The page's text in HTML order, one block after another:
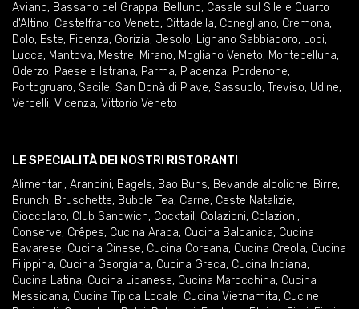
Aviano, Bassano del Grappa, Belluno, Casale sul Sile e Quarto
d'Altino, Castelfranco Veneto, Cittadella, Conegliano, Cremona,
Dolo, Este, Fidenza, Gorizia, Jesolo, Lignano Sabbiadoro, Lodi,
Lucca, Mantova, Mestre, Mirano, Mogliano Veneto, Montebelluna,
Oderzo, Paese e Istrana, Parma, Piacenza, Pordenone,
Portogruaro, Sacile, San Donà di Piave, Sassuolo, Treviso, Udine,
Vercelli, Vicenza, Vittorio Veneto
LE SPECIALITÀ DEI NOSTRI RISTORANTI
Alimentari, Arancini, Bagels, Bao Buns, Bevande alcoliche, Birre,
Brunch, Bruschette, Bubble Tea, Carne, Ceste Natalizie,
Cioccolato, Club Sandwich, Cocktail , Colazioni, Colazioni,
Conserve, Crêpes, Cucina Araba, Cucina Balcanica, Cucina
Bavarese, Cucina Cinese, Cucina Coreana, Cucina Creola, Cucina
Filippina, Cucina Georgiana, Cucina Greca, Cucina Indiana,
Cucina Latina, Cucina Libanese, Cucina Marocchina, Cucina
Messicana, Cucina Tipica Locale, Cucina Vietnamita, Cucine